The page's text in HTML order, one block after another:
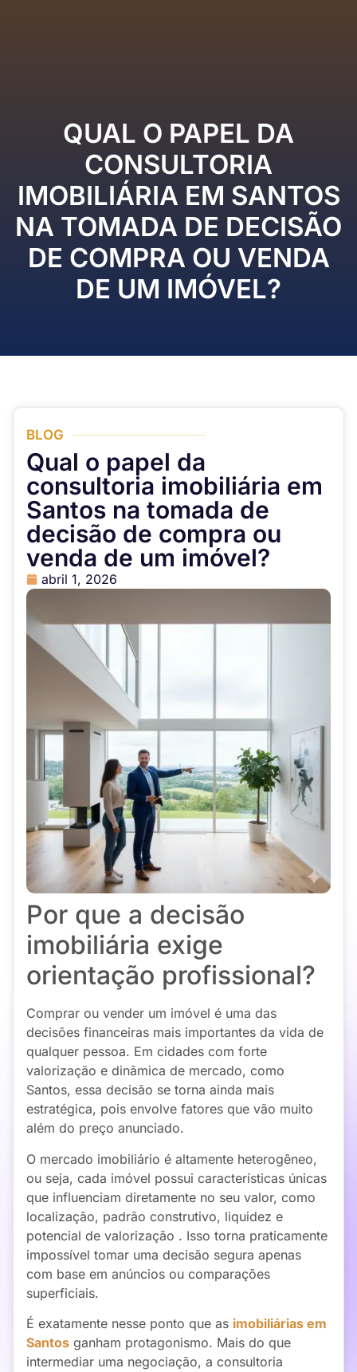
QUAL O PAPEL DA
CONSULTORIA
IMOBILIÁRIA EM SANTOS
NA TOMADA DE DECISÃO
DE COMPRA OU VENDA
DE UM IMÓVEL?
BLOG
Qual o papel da
consultoria imobiliária em
Santos na tomada de
decisão de compra ou
venda de um imóvel?
abril 1, 2026
Por que a decisão
imobiliária exige
orientação profissional?
Comprar ou vender um imóvel é uma das
decisões financeiras mais importantes da vida de
qualquer pessoa. Em cidades com forte
valorização e dinâmica de mercado, como
Santos, essa decisão se torna ainda mais
estratégica, pois envolve fatores que vão muito
além do preço anunciado.
O mercado imobiliário é altamente heterogêneo,
ou seja, cada imóvel possui características únicas
que influenciam diretamente no seu valor, como
localização, padrão construtivo, liquidez e
potencial de valorização . Isso torna praticamente
impossível tomar uma decisão segura apenas
com base em anúncios ou comparações
superficiais.
É exatamente nesse ponto que as imobiliárias em
Santos ganham protagonismo. Mais do que
intermediar uma negociação, a consultoria